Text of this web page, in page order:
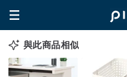
與此商品相似